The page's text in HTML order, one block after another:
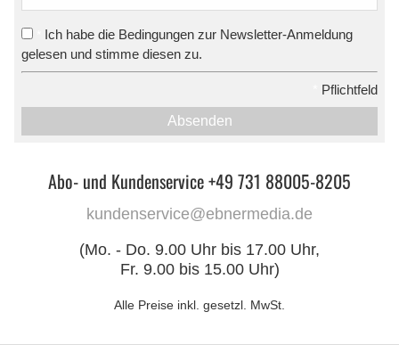
Ich habe die Bedingungen zur Newsletter-Anmeldung
gelesen und stimme diesen zu.
Pflichtfeld
Absenden
Abo- und Kundenservice +49 731 88005-8205
kundenservice@ebnermedia.de
(Mo. - Do. 9.00 Uhr bis 17.00 Uhr,
Fr. 9.00 bis 15.00 Uhr)
Alle Preise inkl. gesetzl. MwSt.